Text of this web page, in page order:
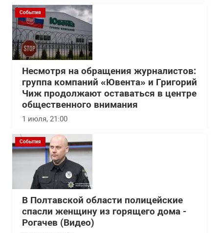
События
Несмотря на обращения журналистов:
группа компаний «Ювента» и Григорий
Чиж продолжают оставаться в центре
общественного внимания
1 июля, 21:00
События
В Полтавской области полицейские
спасли женщину из горящего дома -
Рогачев (Видео)